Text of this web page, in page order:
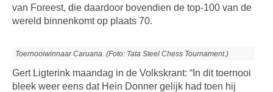
van Foreest, die daardoor bovendien de top-100 van de
wereld binnenkomt op plaats 70.
Toernooiwinnaar Caruana. (Foto: Tata Steel Chess Tournament.)
Gert Ligterink maandag in de Volkskrant: “In dit toernooi
bleek weer eens dat Hein Donner gelijk had toen hij